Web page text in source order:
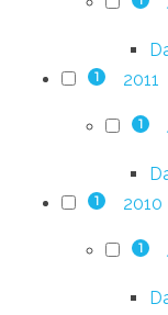
1 2011
1
1 2010
1